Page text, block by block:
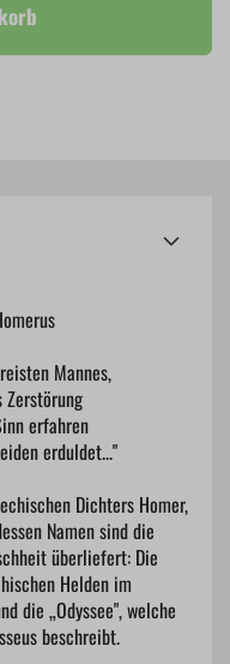
Mannes,
erfahren
erduldet..."
Dichters Homer,
Namen sind die
überliefert: Die
Helden im
die „Odyssee", welche
beschreibt.